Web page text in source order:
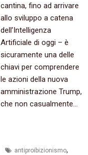
cantina, fino ad arrivare
allo sviluppo a catena
dell’Intelligenza
Artificiale di oggi – è
sicuramente una delle
chiavi per comprendere
le azioni della nuova
amministrazione Trump,
che non casualmente…
antiproibizionismo,